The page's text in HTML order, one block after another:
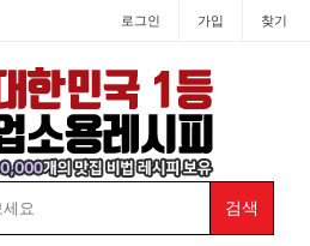
로그인 가입 찾기